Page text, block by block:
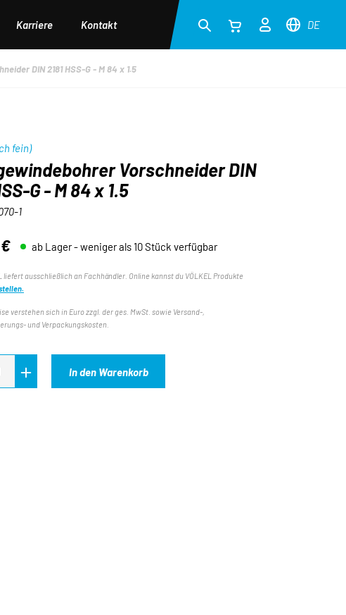
Karriere Kontakt DE
DIN 2181 HSS-G - M 84 x 1.5
fein)
Vorschneider DIN
G - M 84 x 1.5
1
ab Lager - weniger als 10 Stück verfügbar
liefert ausschließlich an Fachhändler. Online kannst du VÖLKEL Produkte
verstehen sich in Euro zzgl. der ges. MwSt. sowie Versand-,
und Verpackungskosten.
In den Warenkorb